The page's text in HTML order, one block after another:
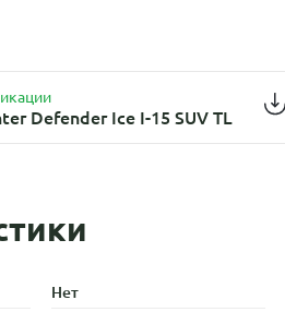
Defender Ice I-15 SUV TL
Нет